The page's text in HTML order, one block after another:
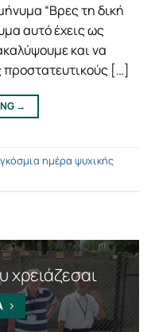
“Βρες τη δική
αυτό έχεις ως
και να
προστατευτικούς […]
→
ημέρα ψυχικής
χρειάζεσαι